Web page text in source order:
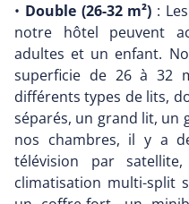
• Double (26-32 m²) :
notre hôtel peuvent
adultes et un enfant.
superficie de 26 à 32
différents types de lits,
séparés, un grand lit, un
nos chambres, il y a
télévision par
climatisation multi-split